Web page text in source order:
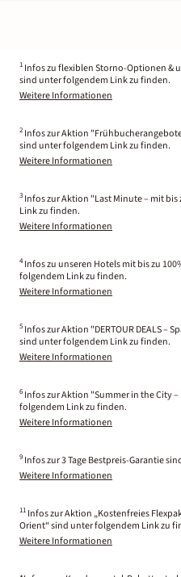
1 Infos zu flexiblen Storno-Optionen &
sind unter folgendem Link zu finden.
Weitere Informationen
2 Infos zur Aktion
sind unter folgendem Link zu finden.
Weitere Informationen
3 Infos zur Aktion "Last Minute – mit
Link zu finden.
Weitere Informationen
4 Infos zu unseren Hotels mit bis zu
folgendem Link zu finden.
Weitere Informationen
5 Infos zur Aktion "DERTOUR DEALS –
sind unter folgendem Link zu finden.
Weitere Informationen
6 Infos zur Aktion "Summer in the City
folgendem Link zu finden.
Weitere Informationen
9 Infos zur 3 Tage Bestpreis-Garantie
Weitere Informationen
11 Infos zur Aktion „Kostenfreies
Orient“ sind unter folgendem Link zu
Weitere Informationen